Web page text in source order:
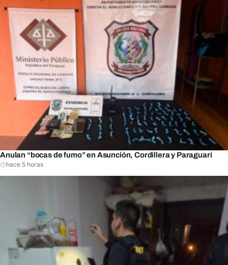
Anulan “bocas de fumo” en Asunción, Cordillera y Paraguarí
hace 5 horas